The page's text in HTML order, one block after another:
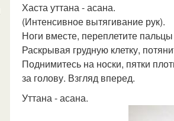
Хаста уттана - асана.
(Интенсивное вытягивание рук).
Ноги вместе, переплетите
Раскрывая грудную клетку,
Поднимитесь на носки, пятки
за голову. Взгляд вперед.
Уттана - асана.